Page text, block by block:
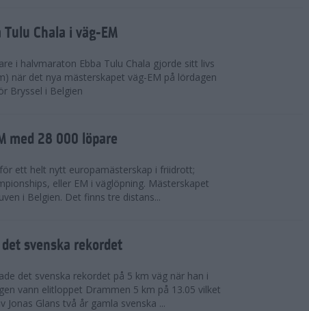
Chala i väg-EM
i halvmaraton Ebba Tulu Chala gjorde sitt livs
när det nya mästerskapet väg-EM på lördagen
Bryssel i Belgien
med 28 000 löpare
ett helt nytt europamästerskap i friidrott;
eller EM i väglöpning. Mästerskapet
i Belgien. Det finns tre distans...
svenska rekordet
det svenska rekordet på 5 km väg när han i
vann elitloppet Drammen 5 km på 13.05 vilket
Jonas Glans två år gamla svenska ...